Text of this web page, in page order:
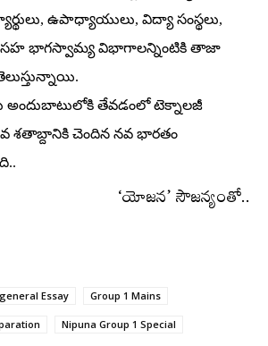
ఉపాధ్యాయులు, విద్యా సంస్థలు,
సహ భాగస్వామ్య విభాగాలన్నింటికి తాజా
అందుబాటులోకి తేవడంలో టెక్నాలజీ
శతాబ్దానికి చెందిన నవ భారతం
‘యోజన’ సౌజన్యంతో..
Essay Group 1 Mains
Nipuna Group 1 Special